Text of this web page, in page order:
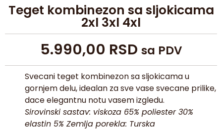
Teget kombinezon sa sljokicama
2xl 3xl 4xl
5.990,00 RSD sa PDV
Svecani teget kombinezon sa sljokicama u
gornjem delu, idealan za sve vase svecane prilike,
dace elegantnu notu vasem izgledu.
Sirovinski sastav: viskoza 65% poliester 30%
elastin 5% Zemlja porekla: Turska